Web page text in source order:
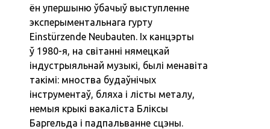
ён упершыню ўбачыў выступленне
эксперыментальнага гурту
Einstürzende Neubauten. Іх канцэрты
ў 1980-я, на світанні нямецкай
індустрыяльнай музыкі, былі менавіта
такімі: мноства будаўнічых
інструментаў, бляха і лісты металу,
немыя крыкі вакаліста Бліксы
Баргельда і падпальванне сцэны.